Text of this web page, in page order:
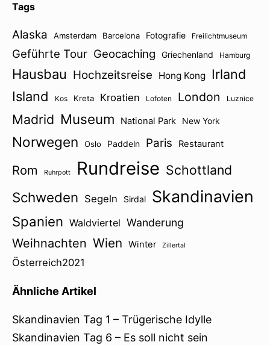
Tags
Alaska Amsterdam Barcelona Fotografie Freilichtmuseum
Geführte Tour Geocaching Griechenland Hamburg
Hausbau Hochzeitsreise Hong Kong Irland
Island
Kos Kreta Kroatien Lofoten London Luznice
Madrid Museum National Park New York
Norwegen Oslo Paddeln Paris Restaurant
Rom Ruhrpott Rundreise Schottland
Schweden Segeln Sirdal Skandinavien
Spanien Waldviertel Wanderung
Weihnachten Wien Winter Zillertal
Österreich2021
Ähnliche Artikel
Skandinavien Tag 1 – Trügerische Idylle
Skandinavien Tag 6 – Es soll nicht sein